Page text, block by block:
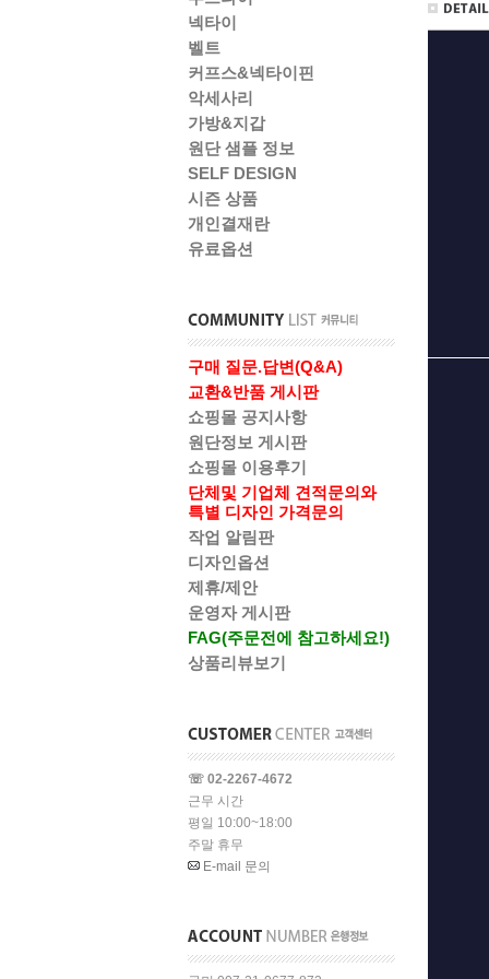
넥타이
벨트
커프스&넥타이핀
악세사리
가방&지갑
원단 샘플 정보
SELF DESIGN
시즌 상품
개인결재란
유료옵션
구매 질문.답변(Q&A)
교환&반품 게시판
쇼핑몰 공지사항
원단정보 게시판
쇼핑몰 이용후기
단체및 기업체 견적문의와
특별 디자인 가격문의
작업 알림판
디자인옵션
제휴/제안
운영자 게시판
FAG(주문전에 참고하세요!)
상품리뷰보기
☏ 02-2267-4672
근무 시간
평일 10:00~18:00
주말 휴무
E-mail 문의